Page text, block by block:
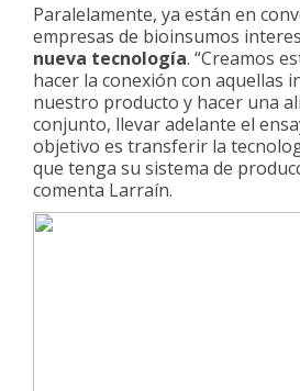
Paralelamente, ya están en
empresas de bioinsumos
nueva tecnología. “Creamos
hacer la conexión con aquellas
nuestro producto y hacer una
conjunto, llevar adelante el
objetivo es transferir la
que tenga su sistema de
comenta Larraín.